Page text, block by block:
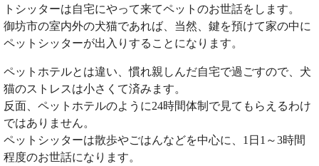
トシッターは自宅にやって来てペットのお世話をします。
御坊市の室内外の犬猫であれば、当然、鍵を預けて家の中に
ペットシッターが出入りすることになります。
ペットホテルとは違い、慣れ親しんだ自宅で過ごすので、犬
猫のストレスは小さくて済みます。
反面、ペットホテルのように24時間体制で見てもらえるわけ
ではありません。
ペットシッターは散歩やごはんなどを中心に、1日1～3時間
程度のお世話になります。